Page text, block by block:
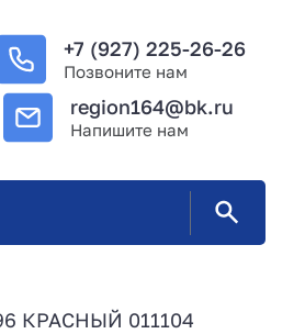
+7 (927) 225-26-26
Позвоните нам
region164@bk.ru
Напишите нам
КРАСНЫЙ 011104